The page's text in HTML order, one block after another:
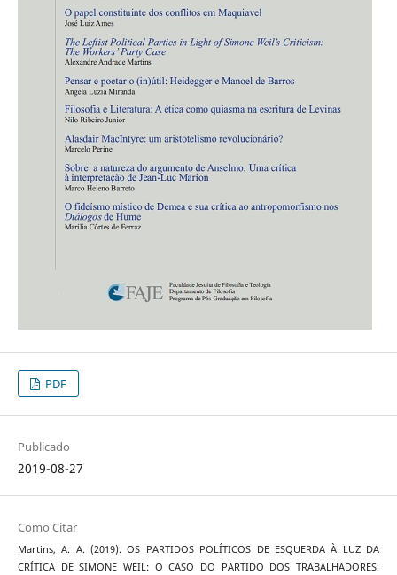
PDF
Publicado
2019-08-27
Como Citar
Martins, A. A. (2019). OS PARTIDOS POLÍTICOS DE ESQUERDA À LUZ DA
CRÍTICA DE SIMONE WEIL: O CASO DO PARTIDO DOS TRABALHADORES.